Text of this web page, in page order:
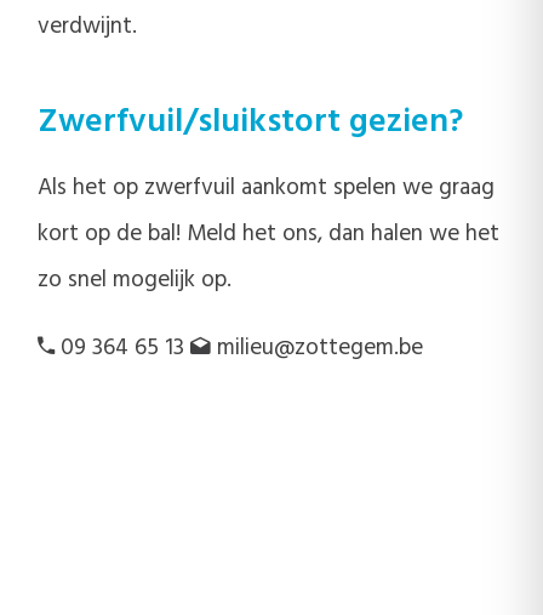
verdwijnt.
Zwerfvuil/sluikstort gezien?
Als het op zwerfvuil aankomt spelen we graag
kort op de bal! Meld het ons, dan halen we het
zo snel mogelijk op.
09 364 65 13
milieu@zottegem.be